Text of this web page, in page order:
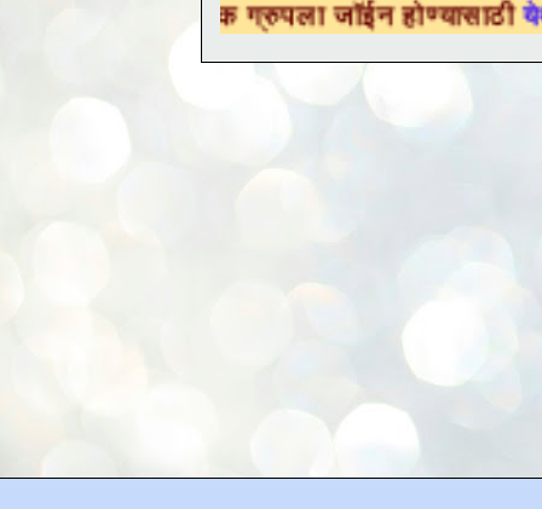
ग्रुपला जॉईन होण्यासाठीयेथे क्लिक करा .